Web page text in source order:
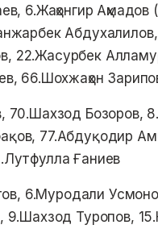
6.Жаҳонгир
22.Жасурбек
66.Шохжаҳон
70.Шахзод Бозоров,
77.Абдуқодир
Ғаниев
6.Муродали
9.Шахзод Туропов,